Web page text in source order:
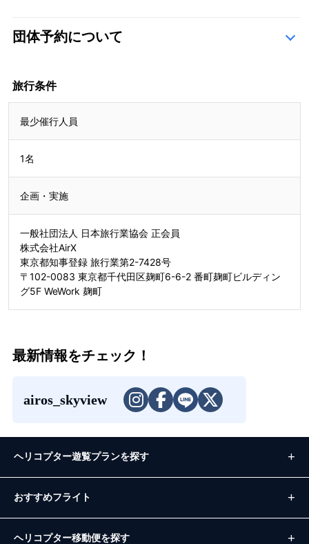
団体予約について
旅行条件
最少催行人員
1名
企画・実施
一般社団法人 日本旅行業協会 正会員
株式会社AirX
東京都知事登録 旅行業第2-7428号
〒102-0083 東京都千代田区麹町6-6-2 番町麹町ビルディン
グ5F WeWork 麹町
最新情報をチェック！
airos_skyview
ヘリコプター遊覧プランを探す
おすすめフライト
ヘリコプター移動便を探す